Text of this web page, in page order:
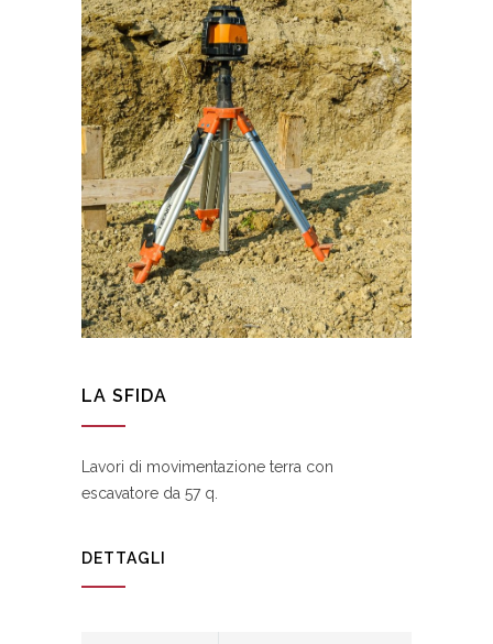
LA SFIDA
Lavori di movimentazione terra con
escavatore da 57 q.
DETTAGLI